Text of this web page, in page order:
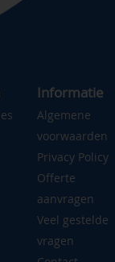
Informatie
Algemene
voorwaarden
Privacy Policy
Offerte
aanvragen
Veel gestelde
vragen